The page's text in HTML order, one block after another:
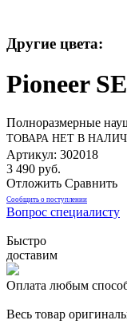
Другие цвета:
Pioneer
Полноразмерные
ТОВАРА НЕТ В
Артикул: 302018
3 490 руб.
Отложить Сравнить
Сообщить о поступлении
Вопрос специалисту
Быстро
доставим
Оплата любым
Весь товар